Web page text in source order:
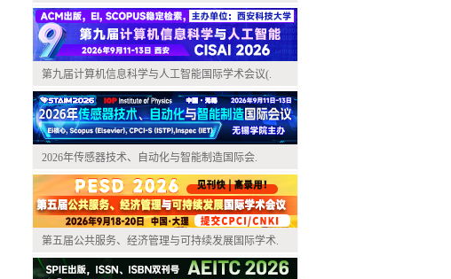
第九届计算机信息科学与人工智能国际学术会议(.
2026年传感器技术、自动化与智能制造国际会.
第五届公共服务、经济管理与可持续发展国际学术.